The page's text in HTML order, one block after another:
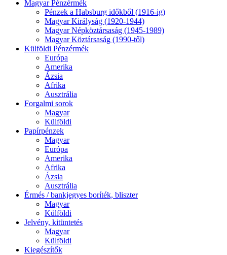
Magyar Pénzérmék
Pénzek a Habsburg időkből (1916-ig)
Magyar Királyság (1920-1944)
Magyar Népköztársaság (1945-1989)
Magyar Köztársaság (1990-től)
Külföldi Pénzérmék
Európa
Amerika
Ázsia
Afrika
Ausztrália
Forgalmi sorok
Magyar
Külföldi
Papírpénzek
Magyar
Európa
Amerika
Afrika
Ázsia
Ausztrália
Érmés / bankjegyes boríték, bliszter
Magyar
Külföldi
Jelvény, kitüntetés
Magyar
Külföldi
Kiegészítők